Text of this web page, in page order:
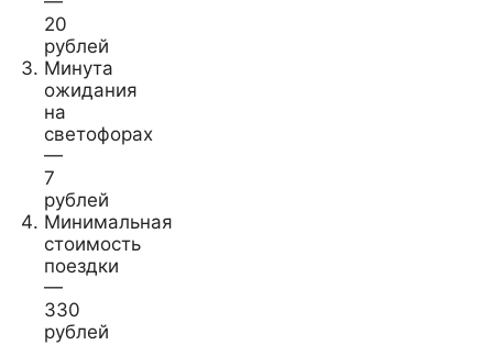
20
рублей
Минута
ожидания
на
светофорах
—
7
рублей
Минимальная
стоимость
поездки
—
330
рублей